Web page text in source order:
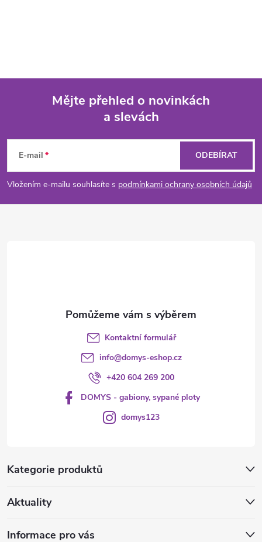
p
a
Mějte přehled o novinkách
a slevách
E-mail
Vložením e-mailu souhlasíte s podmínkami ochrany osobních údajů
ODEBÍRAT
Kategorie produktů
Aktuality
Informace pro vás
Kontaktní formulář
info@domys-eshop.cz
+420 604 269 200
DOMYS - gabiony, sypané ploty
domys123